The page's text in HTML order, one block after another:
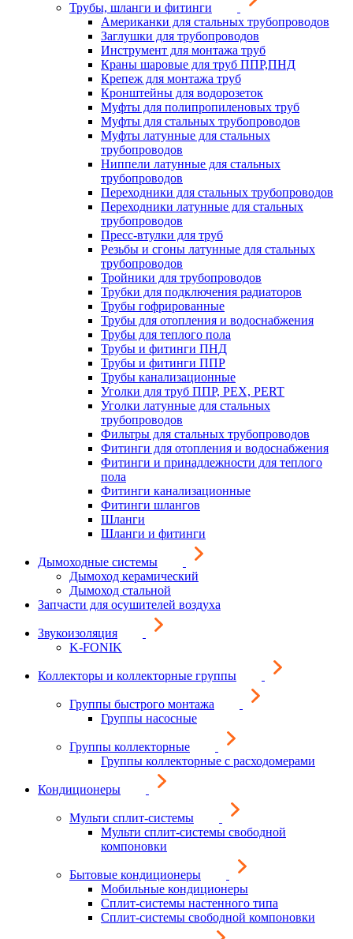
Трубы, шланги и фитинги
Американки для стальных трубопроводов
Заглушки для трубопроводов
Инструмент для монтажа труб
Краны шаровые для труб ППР,ПНД
Крепеж для монтажа труб
Кронштейны для водорозеток
Муфты для полипропиленовых труб
Муфты для стальных трубопроводов
Муфты латунные для стальных
трубопроводов
Ниппели латунные для стальных
трубопроводов
Переходники для стальных трубопроводов
Переходники латунные для стальных
трубопроводов
Пресс-втулки для труб
Резьбы и сгоны латунные для стальных
трубопроводов
Тройники для трубопроводов
Трубки для подключения радиаторов
Трубы гофрированные
Трубы для отопления и водоснабжения
Трубы для теплого пола
Трубы и фитинги ПНД
Трубы и фитинги ППР
Трубы канализационные
Уголки для труб ППР, PEX, PERT
Уголки латунные для стальных
трубопроводов
Фильтры для стальных трубопроводов
Фитинги для отопления и водоснабжения
Фитинги и принадлежности для теплого
пола
Фитинги канализационные
Фитинги шлангов
Шланги
Шланги и фитинги
Дымоходные системы
Дымоход керамический
Дымоход стальной
Запчасти для осушителей воздуха
Звукоизоляция
K-FONIK
Коллекторы и коллекторные группы
Группы быстрого монтажа
Группы насосные
Группы коллекторные
Группы коллекторные с расходомерами
Кондиционеры
Мульти сплит-системы
Мульти сплит-системы свободной
компоновки
Бытовые кондиционеры
Мобильные кондиционеры
Сплит-системы настенного типа
Сплит-системы свободной компоновки